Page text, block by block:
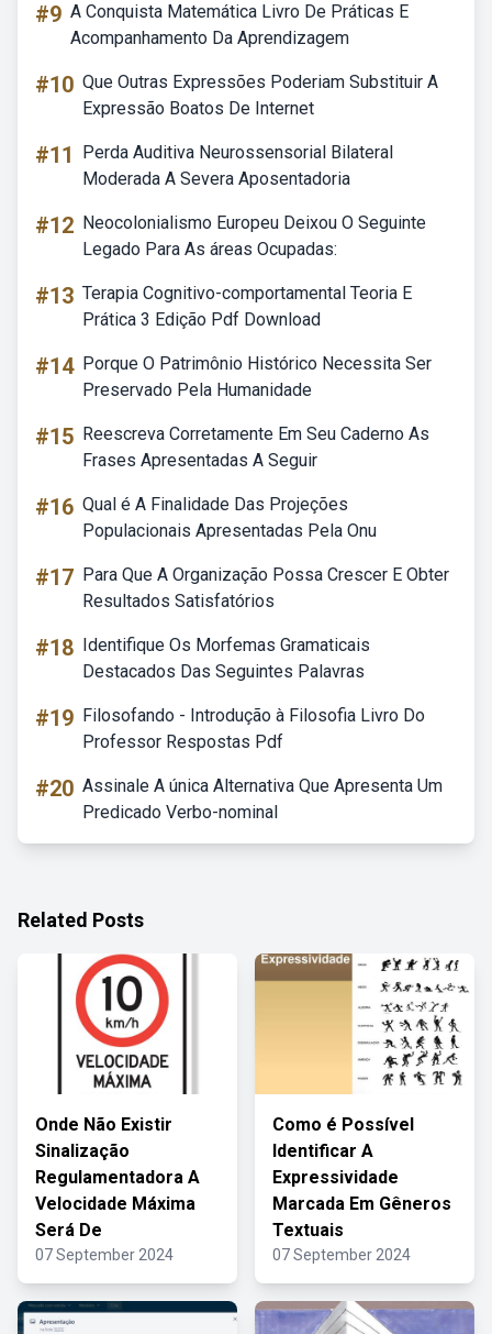
#9 A Conquista Matemática Livro De Práticas E
Acompanhamento Da Aprendizagem
#10 Que Outras Expressões Poderiam Substituir A
Expressão Boatos De Internet
#11
Perda Auditiva Neurossensorial Bilateral
Moderada A Severa Aposentadoria
#12 Neocolonialismo Europeu Deixou O Seguinte
Legado Para As áreas Ocupadas:
#13 Terapia Cognitivo-comportamental Teoria E
Prática 3 Edição Pdf Download
#14 Porque O Patrimônio Histórico Necessita Ser
Preservado Pela Humanidade
#15 Reescreva Corretamente Em Seu Caderno As
Frases Apresentadas A Seguir
#16 Qual é A Finalidade Das Projeções
Populacionais Apresentadas Pela Onu
#17 Para Que A Organização Possa Crescer E Obter
Resultados Satisfatórios
#18 Identifique Os Morfemas Gramaticais
Destacados Das Seguintes Palavras
#19 Filosofando - Introdução à Filosofia Livro Do
Professor Respostas Pdf
#20 Assinale A única Alternativa Que Apresenta Um
Predicado Verbo-nominal
Related Posts
Onde Não Existir
Sinalização
Regulamentadora A
Velocidade Máxima
Será De
07 September 2024
Como é Possível
Identificar A
Expressividade
Marcada Em Gêneros
Textuais
07 September 2024